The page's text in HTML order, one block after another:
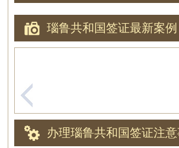
瑙鲁共和国签证最新案例
办理瑙鲁共和国签证注